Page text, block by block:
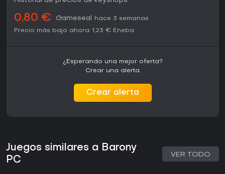
El desarrollo activo asegura soporte a largo plazo
0,80 € Gameseal
hace 3 semanas
Precio más bajo ahora: 1,23 € Eneba
¿Esperando una mejor oferta?
Crear una alerta.
Crear alerta
Juegos similares a Barony
PC
VER TODO